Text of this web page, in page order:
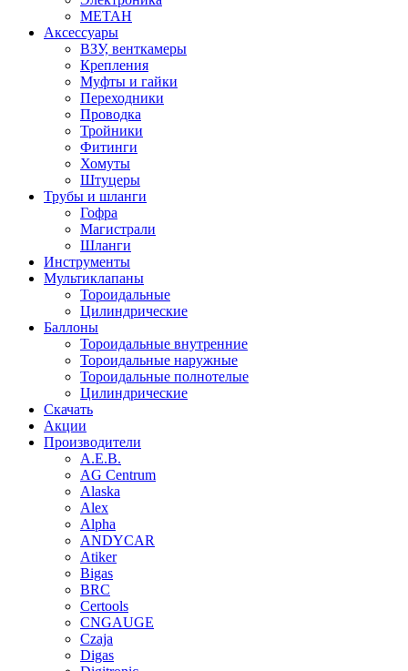
МЕТАН
Аксессуары
ВЗУ, венткамеры
Крепления
Муфты и гайки
Переходники
Проводка
Тройники
Фитинги
Хомуты
Штуцеры
Трубы и шланги
Гофра
Магистрали
Шланги
Инструменты
Мультиклапаны
Тороидальные
Цилиндрические
Баллоны
Тороидальные внутренние
Тороидальные наружные
Тороидальные полнотелые
Цилиндрические
Скачать
Акции
Производители
A.E.B.
AG Centrum
Alaska
Alex
Alpha
ANDYCAR
Atiker
Bigas
BRC
Certools
CNGAUGE
Czaja
Digas